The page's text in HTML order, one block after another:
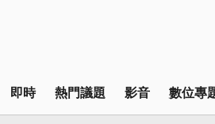
即時 熱門議題 影音 數位專